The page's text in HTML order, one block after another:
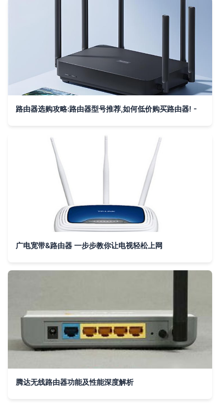
路由器选购攻略:路由器型号推荐,如何低价购买路由器! -
广电宽带&路由器 一步步教你让电视轻松上网
腾达无线路由器功能及性能深度解析